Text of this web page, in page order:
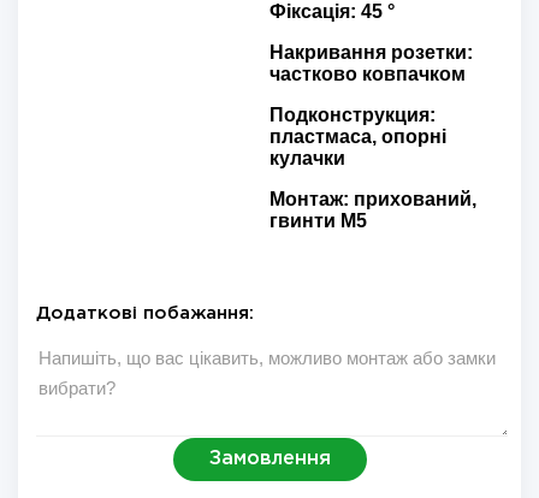
Фіксація: 45 °
Накривання розетки:
частково ковпачком
Подконструкция:
пластмаса, опорні
кулачки
Монтаж: прихований,
гвинти M5
Додаткові побажання:
Замовлення